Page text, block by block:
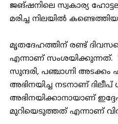
ജങ്ഷനിലെ സ്വകാര്യ
മരിച്ച നിലയിൽ
മൃതദേഹത്തിന് രണ്ട്
എന്നാണ് സംശയിക്കുന്നത്.
സുന്ദരി, പഞ്ചാഗ്നി അടക്കം
അഭിനയിച്ച നടനാണ്
അഭിനയിക്കാനായാണ്
മുറിയെടുത്തത് എന്നാണ്